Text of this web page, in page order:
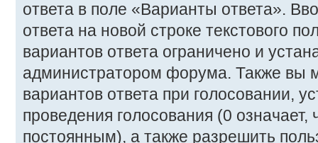
ответа в поле «Варианты ответа».
ответа на новой строке текстового
вариантов ответа ограничено и
администратором форума. Также вы
вариантов ответа при голосовании,
проведения голосования (0 означает,
постоянным), а также разрешить